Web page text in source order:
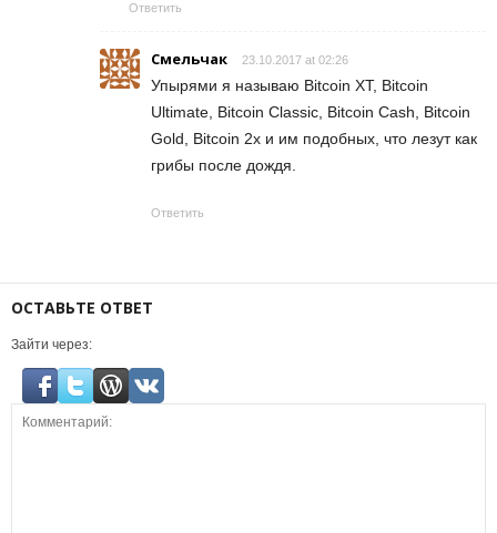
Ответить
Смельчак 23.10.2017 at 02:26
Упырями я называю Bitcoin XT, Bitcoin
Ultimate, Bitcoin Classic, Bitcoin Cash, Bitcoin
Gold, Bitcoin 2х и им подобных, что лезут как
грибы после дождя.
Ответить
ОСТАВЬТЕ ОТВЕТ
Зайти через: